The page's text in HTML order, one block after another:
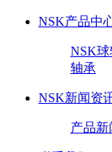
NSK产品中
NSK球
轴承
NSK新闻资
产品新